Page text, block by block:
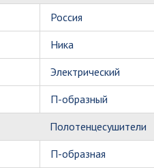
Россия
Ника
Электрический
П-образный
Полотенцесушители
П-образная